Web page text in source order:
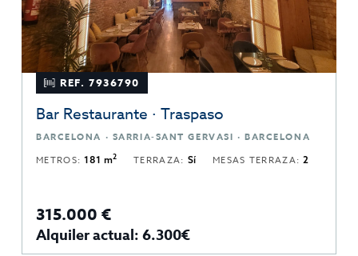
REF. 7936790
Bar Restaurante · Traspaso
BARCELONA · SARRIA-SANT GERVASI · BARCELONA
METROS:181 m2 TERRAZA: Sí MESAS TERRAZA:2
315.000 €
Alquiler actual: 6.300€